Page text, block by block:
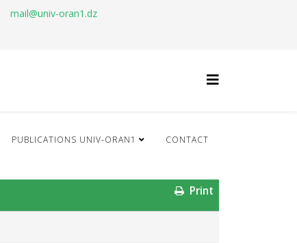
mail@univ-oran1.dz
PUBLICATIONS UNIV-ORAN1 CONTACT
Print